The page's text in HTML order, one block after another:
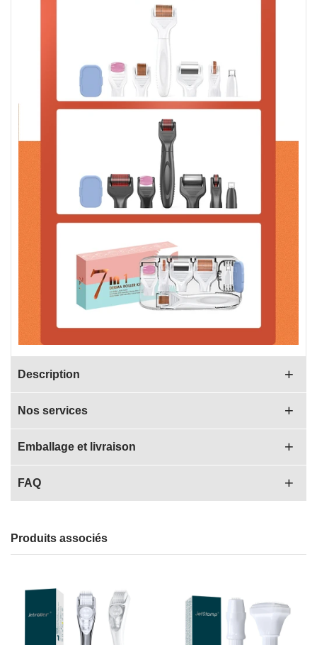
Description
Nos services
Emballage et livraison
FAQ
Produits associés